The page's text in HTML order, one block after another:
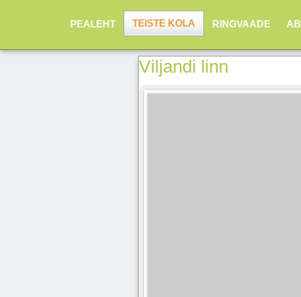
PEALEHT TEISTE KOLA RINGVAADE ABI
Viljandi linn